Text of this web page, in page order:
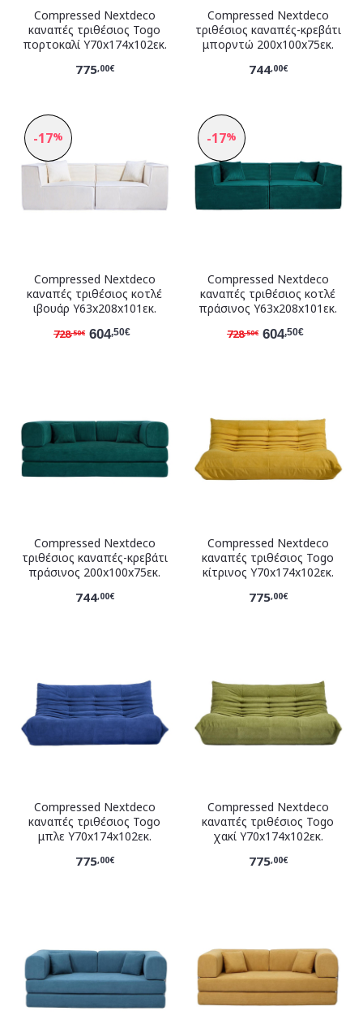
Compressed Nextdeco
καναπές τριθέσιος Togo
πορτοκαλί Υ70x174x102εκ.
775,00€
Compressed Nextdeco
τριθέσιος καναπές-κρεβάτι
μπορντώ 200x100x75εκ.
744,00€
-17%
Compressed Nextdeco
καναπές τριθέσιος κοτλέ
ιβουάρ Υ63x208x101εκ.
604,50€
728,50€
-17%
Compressed Nextdeco
καναπές τριθέσιος κοτλέ
πράσινος Υ63x208x101εκ.
604,50€
728,50€
Compressed Nextdeco
τριθέσιος καναπές-κρεβάτι
πράσινος 200x100x75εκ.
744,00€
Compressed Nextdeco
καναπές τριθέσιος Togo
κίτρινος Υ70x174x102εκ.
775,00€
Compressed Nextdeco
καναπές τριθέσιος Togo
μπλε Υ70x174x102εκ.
775,00€
Compressed Nextdeco
καναπές τριθέσιος Togo
χακί Υ70x174x102εκ.
775,00€